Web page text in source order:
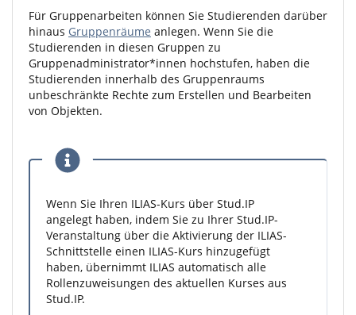
Für Gruppenarbeiten können Sie Studierenden darüber
hinaus Gruppenräume anlegen. Wenn Sie die
Studierenden in diesen Gruppen zu
Gruppenadministrator*innen hochstufen, haben die
Studierenden innerhalb des Gruppenraums
unbeschränkte Rechte zum Erstellen und Bearbeiten
von Objekten.
Wenn Sie Ihren ILIAS-Kurs über Stud.IP
angelegt haben, indem Sie zu Ihrer Stud.IP-
Veranstaltung über die Aktivierung der ILIAS-
Schnittstelle einen ILIAS-Kurs hinzugefügt
haben, übernimmt ILIAS automatisch alle
Rollenzuweisungen des aktuellen Kurses aus
Stud.IP.